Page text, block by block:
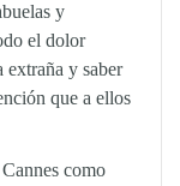
y
el dolor
extraña y saber
que a ellos
como